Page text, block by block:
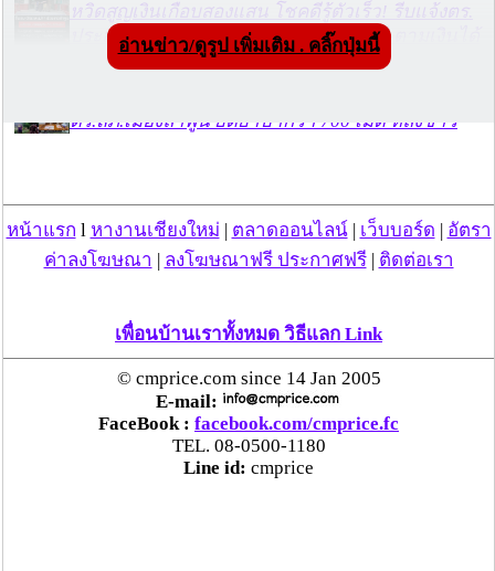
หวิดสูญเงินเกือบสองแสน โชคดีรู้ตัวเร็ว! รีบแจ้งตร.
ประสาน สตช.สายด่วน 1441 อายัดบัญชี-ตามเงินได้
ตร.สภ.เมืองลำพูน ยึดยาบ้ากว่า 700 เม็ด หลังชาว
แม่สะเรียง ลุยตรวจ “สกุชชี่“ ของเล่นอันตราย พบไร้
มาตรฐานเสี่ยงอันตราย สั่งห้ามขาย-เตือนภัยผู้
“ลาว” ส่ง “24 คนไทย” กลับประเทศผ่านด่าน
เชียงของ เพื่อดำเนินการตามกฎหมาย พบส่วนใหญ่มี
เอี่ยวแก๊งคอลเซ็นเตอร์
“ตรีนุช” เปิดตัวระบบ “e-WorkPermit” ลงทะเบียน
แรงงานต่างด้าวออนไลน์ ให้บริการ 24 ชั่วโมงทั่ว
อ่านข่าว/ดูรูป เพิ่มเติม . คลิ๊กปุ่มนี้
หน้าแรก l หางานเชียงใหม่ ตลาดออนไลน์| เว็บบอร์ด
อัตรา
ค่าลงโฆษณา
ลงโฆษณาฟรี ประกาศฟรี| ติดต่อเรา
เพื่อนบ้านเราทั้งหมด วิธีแลก Link
© cmprice.com since 14 Jan 2005
E-mail:
FaceBook : facebook.com/cmprice.fc
TEL. 08-0500-1180
Line id: cmprice